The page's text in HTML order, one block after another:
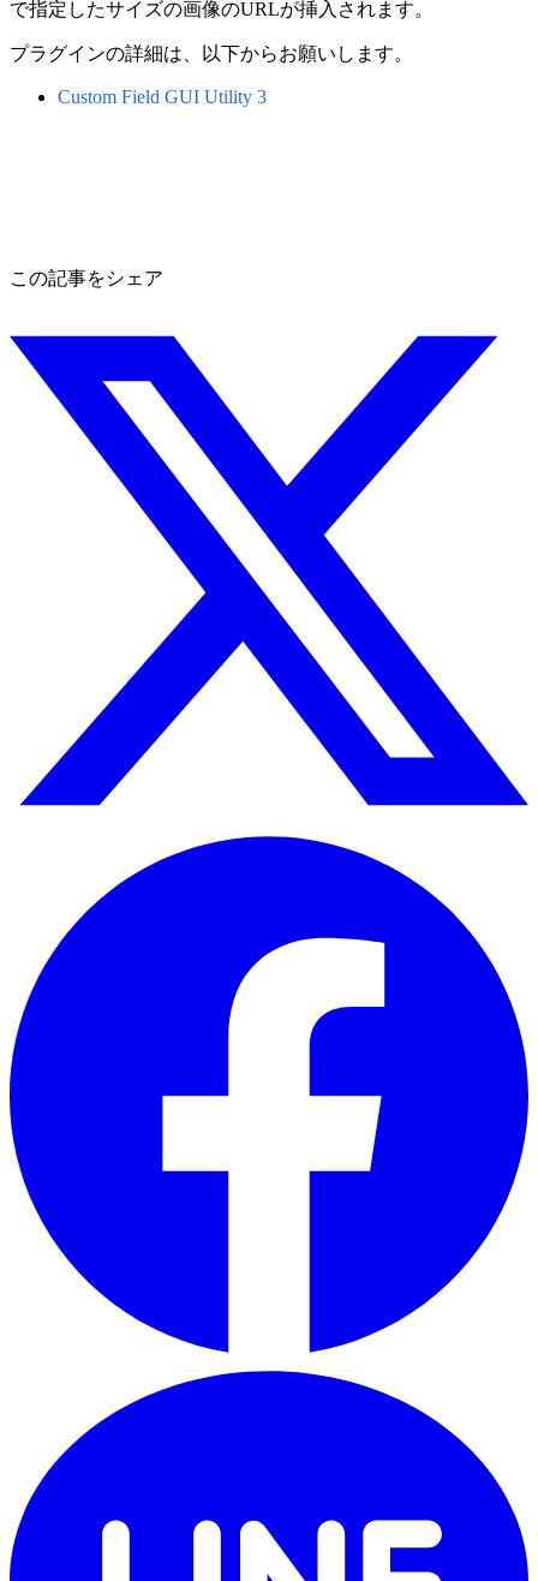
で指定したサイズの画像のURLが挿入されます。
プラグインの詳細は、以下からお願いします。
Custom Field GUI Utility 3
この記事をシェア